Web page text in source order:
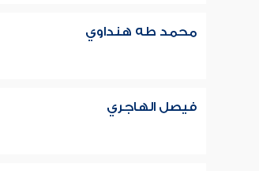
محمد طه هنداوي
فيصل الهاجري